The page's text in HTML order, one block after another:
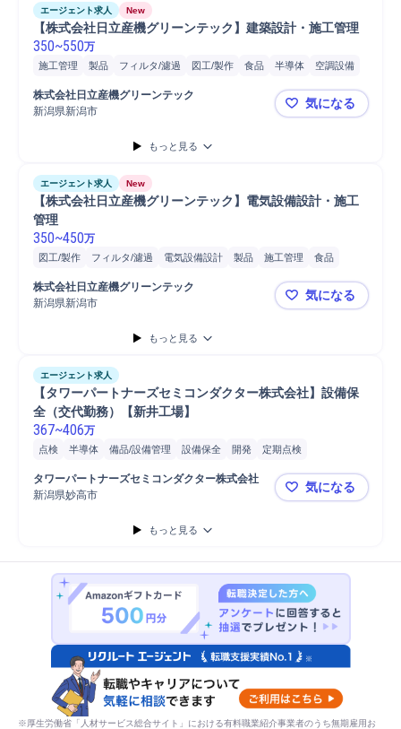
エージェント求人 New
【株式会社日立産機グリーンテック】建築設計・施工管理
350~550万
施工管理 製品 フィルタ/濾過 図工/製作 食品 半導体
空調設備
工場
開発 販売
株式会社日立産機グリーンテック
新潟県新潟市
【株式会社
気になる
もっと見る
エージェント求人 New
【株式会社日立産機グリーンテック】電気設備設計・施工
管理
350~450万
図工/製作 フィルタ/濾過 電気設備設計 製品 施工管理
食品
販売
開発 半導体
株式会社日立産機グリーンテック
新潟県新潟市
【株式会社
気になる
もっと見る
エージェント求人
【タワーパートナーズセミコンダクター株式会社】設備保
全（交代勤務）【新井工場】
367~406万
点検 半導体 備品/設備管理 設備保全 開発
定期点検
保全業務
品質管理
設備管理
PC
タワーパートナーズセミコンダクター株式会社
新潟県妙高市
【タワーパ
気になる
もっと見る
※厚生労働省「人材サービス総合サイト」における有料職業紹介事業者のうち無期雇用お